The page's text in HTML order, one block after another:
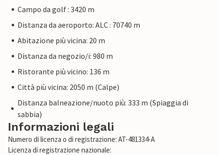
Campo da golf : 3420 m
Distanza da aeroporto: ALC : 70740 m
Abitazione più vicina: 20 m
Distanza da negozio/i: 980 m
Ristorante più vicino: 136 m
Città più vicina: 2050 m (Calpe)
Distanza balneazione/nuoto più: 333 m (Spiaggia di
sabbia)
Informazioni legali
Numero di licenza o di registrazione: AT-481334-A
Licenza di registrazione nazionale: